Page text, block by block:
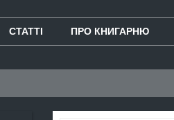
СТАТТІ ПРО КНИГАРНЮ